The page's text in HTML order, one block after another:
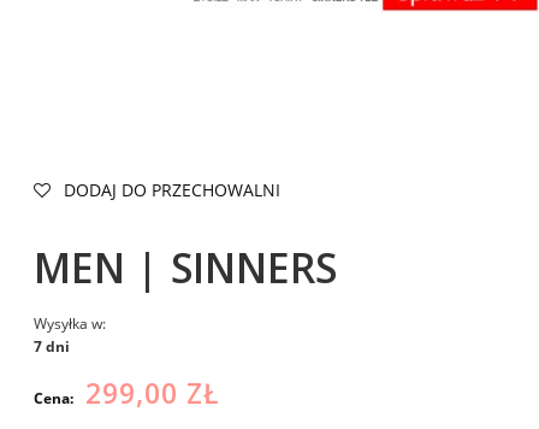
DODAJ DO PRZECHOWALNI
MEN | SINNERS
Wysyłka w:
7 dni
Cena: 299,00 ZŁ